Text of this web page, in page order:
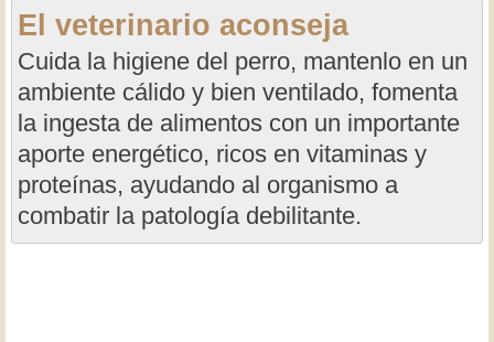
El veterinario aconseja
Cuida la higiene del perro, mantenlo en un
ambiente cálido y bien ventilado, fomenta
la ingesta de alimentos con un importante
aporte energético, ricos en vitaminas y
proteínas, ayudando al organismo a
combatir la patología debilitante.